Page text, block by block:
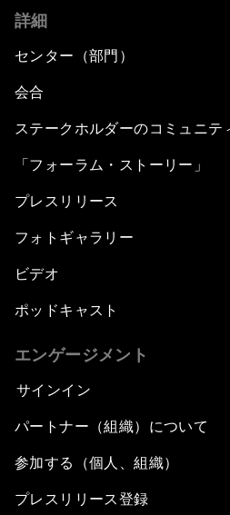
詳細
センター（部門）
会合
ステークホルダーのコミュニテ
「フォーラム・ストーリー」
プレスリリース
フォトギャラリー
ビデオ
ポッドキャスト
エンゲージメント
サインイン
パートナー（組織）について
参加する（個人、組織）
プレスリリース登録